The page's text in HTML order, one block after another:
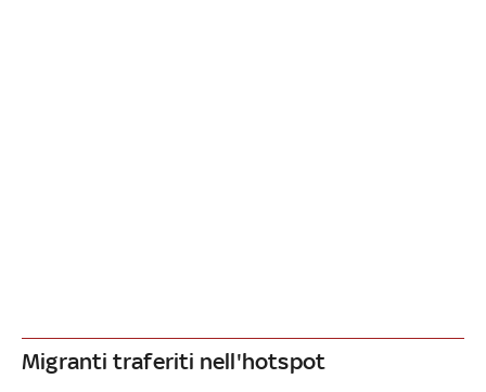
Migranti traferiti nell'hotspot